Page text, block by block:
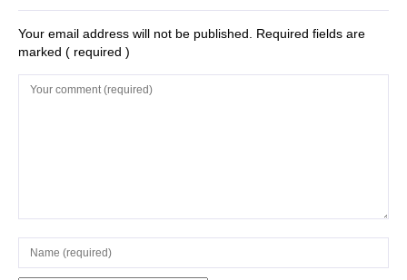
enigmatice de la
Gobelki Tepe din
Your email address will not be published. Required fields are
marked ( required )